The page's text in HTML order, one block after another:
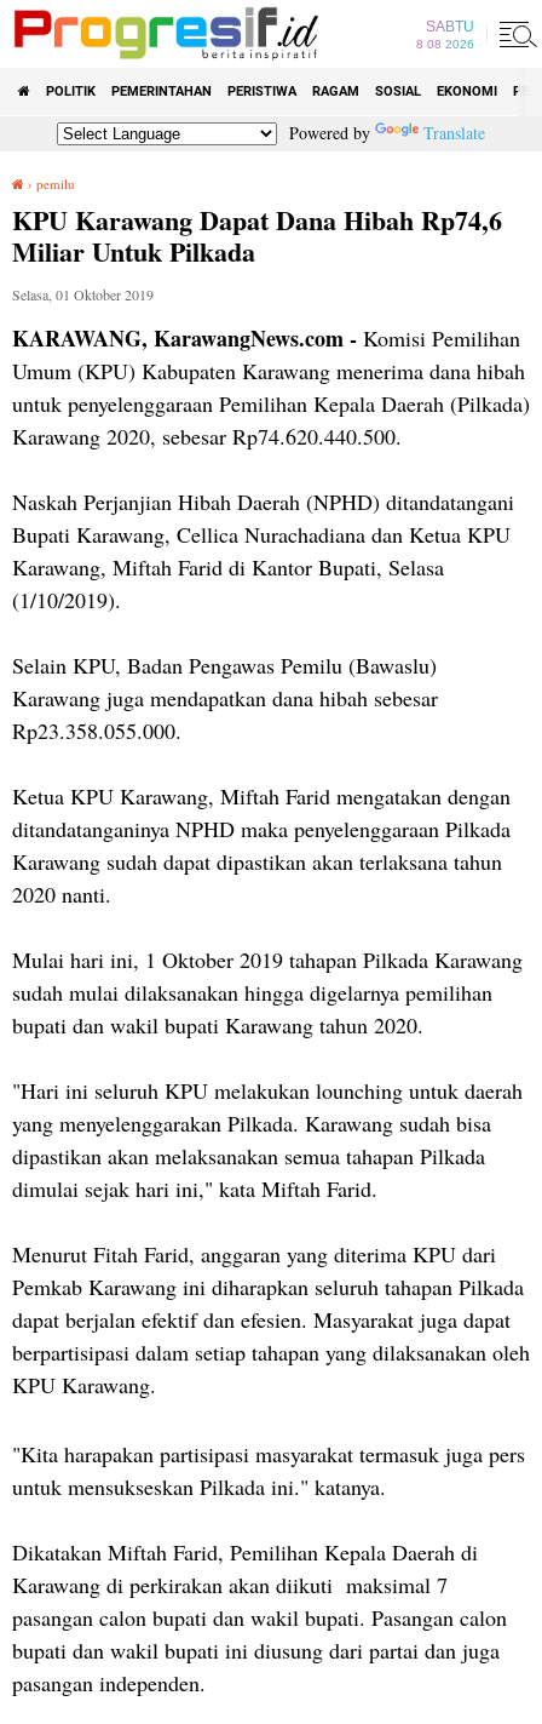
SABTU
8 08 2026
POLITIK PEMERINTAHAN PERISTIWA RAGAM SOSIAL EKONOMI
Powered by Translate
› pemilu
KPU Karawang Dapat Dana Hibah Rp74,6
Miliar Untuk Pilkada
Selasa, 01 Oktober 2019
KARAWANG, KarawangNews.com - Komisi Pemilihan
Umum (KPU) Kabupaten Karawang menerima dana hibah
untuk penyelenggaraan Pemilihan Kepala Daerah (Pilkada)
Karawang 2020, sebesar Rp74.620.440.500.
Naskah Perjanjian Hibah Daerah (NPHD) ditandatangani
Bupati Karawang, Cellica Nurachadiana dan Ketua KPU
Karawang, Miftah Farid di Kantor Bupati, Selasa
(1/10/2019).
Selain KPU, Badan Pengawas Pemilu (Bawaslu)
Karawang juga mendapatkan dana hibah sebesar
Rp23.358.055.000.
Ketua KPU Karawang, Miftah Farid mengatakan dengan
ditandatanganinya NPHD maka penyelenggaraan Pilkada
Karawang sudah dapat dipastikan akan terlaksana tahun
2020 nanti.
Mulai hari ini, 1 Oktober 2019 tahapan Pilkada Karawang
sudah mulai dilaksanakan hingga digelarnya pemilihan
bupati dan wakil bupati Karawang tahun 2020.
"Hari ini seluruh KPU melakukan lounching untuk daerah
yang menyelenggarakan Pilkada. Karawang sudah bisa
dipastikan akan melaksanakan semua tahapan Pilkada
dimulai sejak hari ini," kata Miftah Farid.
Menurut Fitah Farid, anggaran yang diterima KPU dari
Pemkab Karawang ini diharapkan seluruh tahapan Pilkada
dapat berjalan efektif dan efesien. Masyarakat juga dapat
berpartisipasi dalam setiap tahapan yang dilaksanakan oleh
KPU Karawang.
"Kita harapakan partisipasi masyarakat termasuk juga pers
untuk mensukseskan Pilkada ini." katanya.
Dikatakan Miftah Farid, Pemilihan Kepala Daerah di
Karawang di perkirakan akan diikuti maksimal 7
pasangan calon bupati dan wakil bupati. Pasangan calon
bupati dan wakil bupati ini diusung dari partai dan juga
pasangan independen.